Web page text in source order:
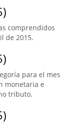
comprendidos
de 2015.
para el mes
monetaria e
tributo.